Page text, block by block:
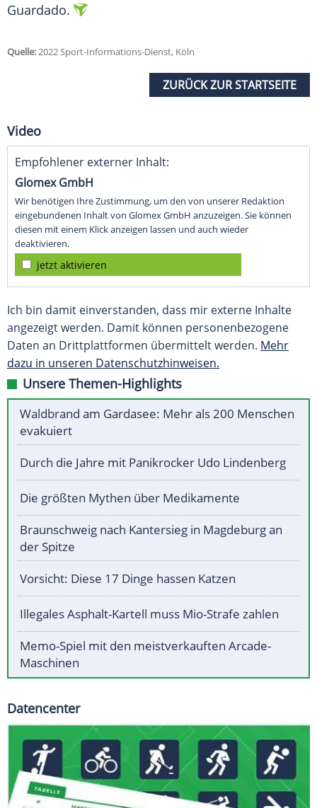
Guardado.
Quelle:2022 Sport-Informations-Dienst, Köln
ZURÜCK ZUR STARTSEITE
Video
Empfohlener externer Inhalt:
Glomex GmbH
Wir benötigen Ihre Zustimmung, um den von unserer Redaktion
eingebundenen Inhalt von Glomex GmbH anzuzeigen. Sie können
diesen mit einem Klick anzeigen lassen und auch wieder
deaktivieren.
jetzt aktivieren
Ich bin damit einverstanden, dass mir externe Inhalte
angezeigt werden. Damit können personenbezogene
Daten an Drittplattformen übermittelt werden. Mehr
dazu in unseren Datenschutzhinweisen.
Unsere Themen-Highlights
Waldbrand am Gardasee: Mehr als 200 Menschen
evakuiert
Durch die Jahre mit Panikrocker Udo Lindenberg
Die größten Mythen über Medikamente
Braunschweig nach Kantersieg in Magdeburg an
der Spitze
Vorsicht: Diese 17 Dinge hassen Katzen
Illegales Asphalt-Kartell muss Mio-Strafe zahlen
Memo-Spiel mit den meistverkauften Arcade-
Maschinen
Datencenter